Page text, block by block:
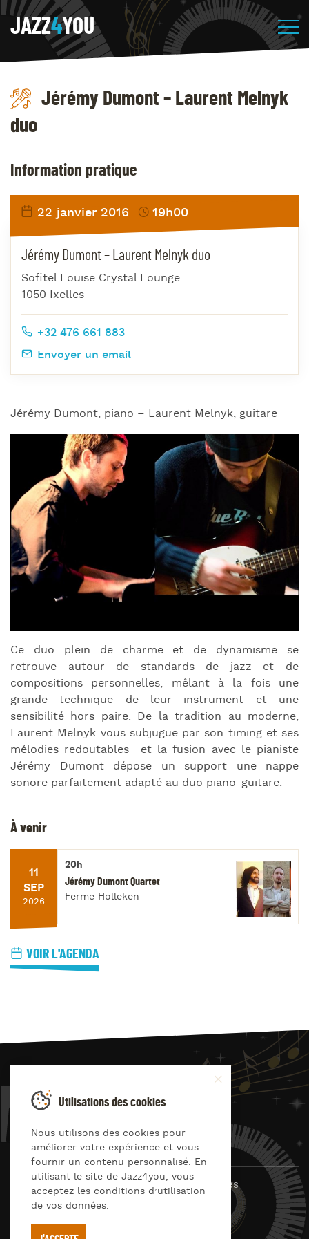
JAZZ4YOU
Jérémy Dumont – Laurent Melnyk
duo
Jérémy Dumont, piano – Laurent Melnyk, guitare
Ce duo plein de charme et de dynamisme se
retrouve autour de standards de jazz et de
compositions personnelles, mêlant à la fois une
grande technique de leur instrument et une
sensibilité hors paire. De la tradition au moderne,
Laurent Melnyk vous subjugue par son timing et ses
mélodies redoutables et la fusion avec le pianiste
Jérémy Dumont dépose un support une nappe
sonore parfaitement adapté au duo piano-guitare.
Information pratique
22 janvier 2016 19h00
Jérémy Dumont – Laurent Melnyk duo
Sofitel Louise Crystal Lounge
1050 Ixelles
+32 476 661 883
Envoyer un email
À venir
11
SEP
2026
20h
Jérémy Dumont Quartet
Ferme Holleken
VOIR L'AGENDA
JAZZ4
© Jazz4you 2019 – 2026 Tous droits réservés
Déclaration de confidentialité
RGPD & consentement
Utilisations des cookies
Nous utilisons des cookies pour
améliorer votre expérience et vous
fournir un contenu personnalisé. En
utilisant le site de Jazz4you, vous
acceptez les conditions d’utilisation
de vos données.